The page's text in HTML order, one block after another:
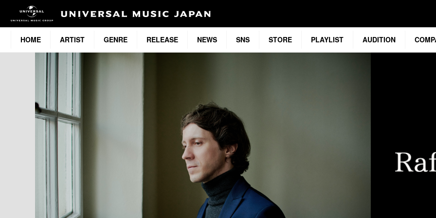
HOME ARTIST GENRE RELEASE NEWS SNS STORE PLAYLIST AUDITION